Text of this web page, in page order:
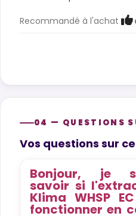
Recommandé à l'achat
04 — QUESTIONS
Product questions
Vos questions sur
Bonjour, je
savoir si
Klima WHSP
fonctionner en